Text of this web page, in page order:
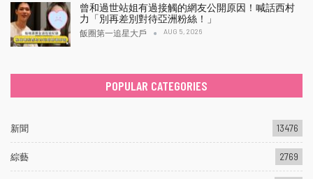
曾和過世站姐有過接觸的網友公開原因！喊話西村
力「別再差別對待亞洲粉絲！」
飯圈第一追星大戶 AUG 5, 2026
POPULAR CATEGORIES
新聞 13476
綜藝 2769